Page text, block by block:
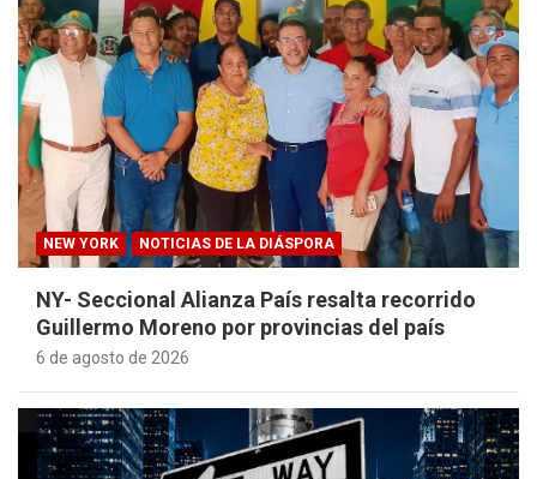
NEW YORK NOTICIAS DE LA DIÁSPORA
NY- Seccional Alianza País resalta recorrido
Guillermo Moreno por provincias del país
6 de agosto de 2026